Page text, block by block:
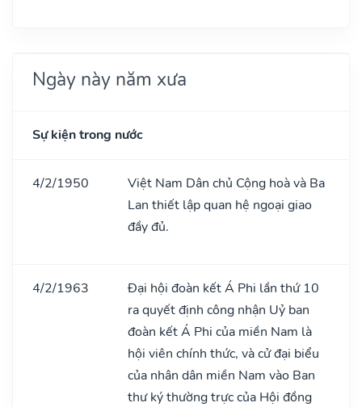
Ngày này năm xưa
Sự kiện trong nước
4/2/1950
Việt Nam Dân chủ Cộng hoà và Ba
Lan thiết lập quan hệ ngoại giao
đầy đủ.
4/2/1963
Đại hội đoàn kết Á Phi lần thứ 10
ra quyết định công nhận Uỷ ban
đoàn kết Á Phi của miền Nam là
hội viên chính thức, và cử đại biểu
của nhân dân miền Nam vào Ban
thư ký thường trực của Hội đồng